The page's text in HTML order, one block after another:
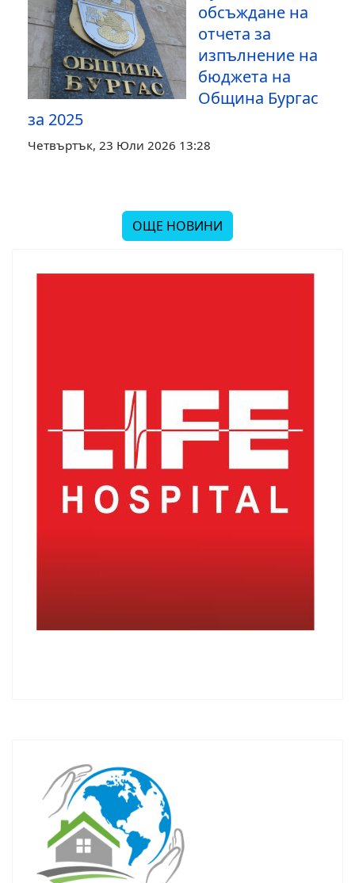
обсъждане на
отчета за
изпълнение на
бюджета на
Община Бургас
за 2025
Четвъртък, 23 Юли 2026 13:28
ОЩЕ НОВИНИ